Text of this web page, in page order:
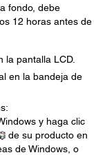
fondo, debe
12 horas antes de
la pantalla LCD.
en la bandeja de
y haga clic
de su producto en
de Windows, o